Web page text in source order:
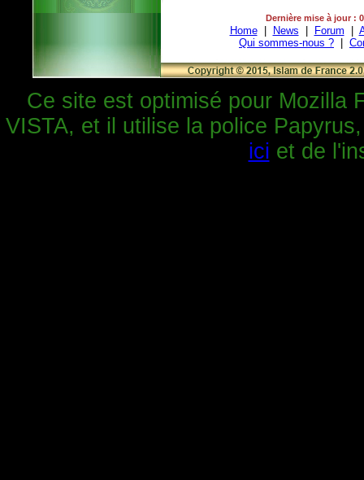
Dernière mise à jour :
Home| News Forum
Qui sommes-nous ?
Ce site est optimisé pour Mozilla
VISTA, et il utilise la police
ici et de